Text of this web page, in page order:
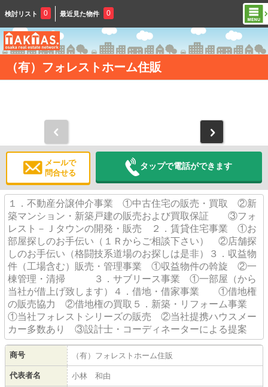
検討リスト 0 最近見た物件 0
（有）フォレストホーム住販
メールで
問合せる
タップで電話ができます
１．不動産分譲仲介事業 ①中古住宅の販売・買取 ②新
築マンション・新築戸建の販売および買取保証 ③フォ
レスト－Ｊタウンの開発・販売 ２．賃貸住宅事業 ①お
部屋探しのお手伝い（１Ｒからご相談下さい） ②店舗探
しのお手伝い（格闘技系道場のお探しは是非）３．収益物
件（工場含む）販売・管理事業 ①収益物件の斡旋 ②一
棟管理・清掃 ３．サブリース事業 ①一部屋（から
当社が借上げ致します）４．借地・借家事業 ①借地権
の販売協力 ②借地権の買取５．新築・リフォーム事業
①当社フォレストシリーズの販売 ②当社提携ハウスメー
カー多数あり ③設計士・コーディネーターによる提案
商号 （有）フォレストホーム住販
代表者名 小林 和由